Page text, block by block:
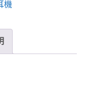
機